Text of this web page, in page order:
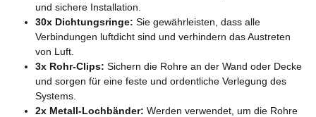
und sichere Installation.
30x Dichtungsringe: Sie gewährleisten, dass alle
Verbindungen luftdicht sind und verhindern das Austreten
von Luft.
3x Rohr-Clips: Sichern die Rohre an der Wand oder Decke
und sorgen für eine feste und ordentliche Verlegung des
Systems.
2x Metall-Lochbänder: Werden verwendet, um die Rohre